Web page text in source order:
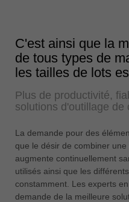
english
Türkiye
USA
Việt
中国
中文
C'est ainsi que la
de tous types de
les tailles de lots
Plus de productivité,
solutions d'outillage de
La demande pour des
que le désir de combiner
augmente continuellement
utilisés ainsi que les
constamment. Les experts
demande de la meilleure